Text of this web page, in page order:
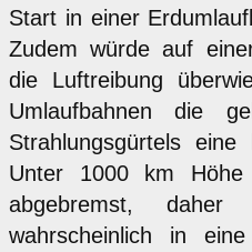
Start in einer
Zudem würde auf
die Luftreibung
Umlaufbahnen die
Strahlungsgürtels
Unter 1000 km Höhe
abgebremst, daher
wahrscheinlich in